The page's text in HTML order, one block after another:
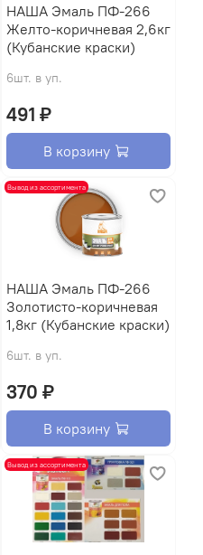
НАША Эмаль ПФ-266
Желто-коричневая 2,6кг
(Кубанские краски)
6шт. в уп.
491 ₽
В корзину
Вывод из ассортимента
НАША Эмаль ПФ-266
Золотисто-коричневая
1,8кг (Кубанские краски)
6шт. в уп.
370 ₽
В корзину
Вывод из ассортимента